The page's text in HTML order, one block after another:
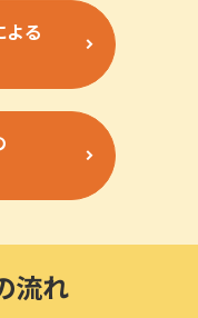
る
流れ